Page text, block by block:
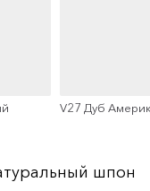
V27 Дуб
шпон